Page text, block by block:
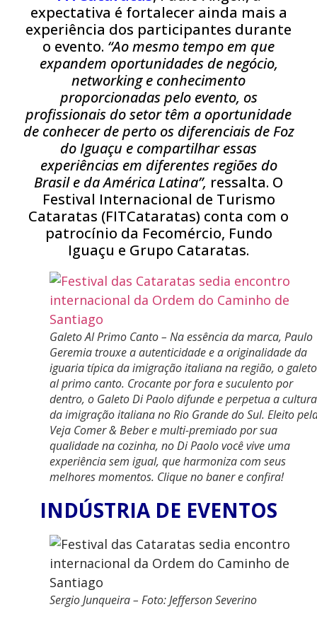
expectativa é fortalecer ainda mais a
experiência dos participantes durante
o evento. “Ao mesmo tempo em que
expandem oportunidades de negócio,
networking e conhecimento
proporcionadas pelo evento, os
profissionais do setor têm a oportunidade
de conhecer de perto os diferenciais de Foz
do Iguaçu e compartilhar essas
experiências em diferentes regiões do
Brasil e da América Latina”, ressalta. O
Festival Internacional de Turismo
Cataratas (FITCataratas) conta com o
patrocínio da Fecomércio, Fundo
Iguaçu e Grupo Cataratas.
Galeto Al Primo Canto – Na essência da marca, Paulo
Geremia trouxe a autenticidade e a originalidade da
iguaria típica da imigração italiana na região, o galeto
al primo canto. Crocante por fora e suculento por
dentro, o Galeto Di Paolo difunde e perpetua a cultura
da imigração italiana no Rio Grande do Sul. Eleito
Veja Comer & Beber e multi-premiado por sua
qualidade na cozinha, no Di Paolo você vive uma
experiência sem igual, que harmoniza com seus
melhores momentos. Clique no baner e confira!
INDÚSTRIA DE EVENTOS
Sergio Junqueira – Foto: Jefferson Severino